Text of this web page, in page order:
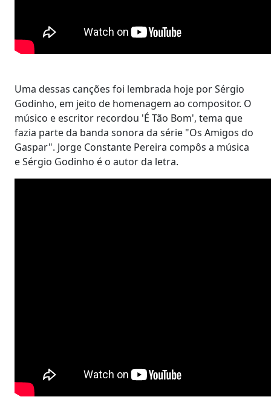
Uma dessas canções foi lembrada hoje por Sérgio
Godinho, em jeito de homenagem ao compositor. O
músico e escritor recordou 'É Tão Bom', tema que
fazia parte da banda sonora da série "Os Amigos do
Gaspar". Jorge Constante Pereira compôs a música
e Sérgio Godinho é o autor da letra.